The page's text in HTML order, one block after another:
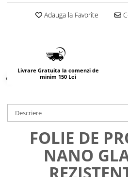
Adauga la Favorite
Livrare Gratuita la comenzi de
minim 150 Lei
Descriere
FOLIE DE
NANO